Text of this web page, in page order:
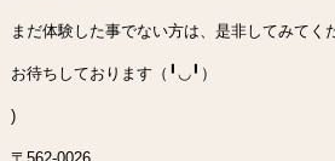
まだ体験した事でない方は、是非してみてく
お待ちしております（╹◡╹）
)